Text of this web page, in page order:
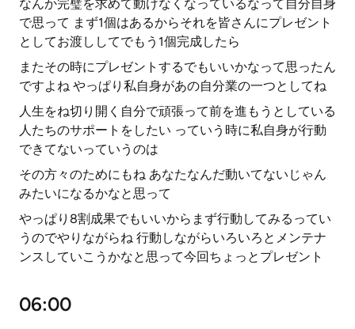
なんか完璧を求めて動けなくなっているなって自分自身
で思って まず1個はあるからそれを皆さんにプレゼント
としてお渡ししてでもう1個完成したら
またその時にプレゼントするでもいいかなって思ったん
ですよね やっぱり私自身があの自分業の一つとしてね
人生をね切り開く自分で頑張って前を進もうとしている
人たちのサポートをしたい っていう時に私自身が行動
できてないっていうのは
その方々のためにもね あなたなんだ動いてないじゃん
みたいになるかなと思って
やっぱり8割成果でもいいからまず行動してみるってい
うのでやりながらね 行動しながらいろいろとメンテナ
ンスしていこうかなと思って今回ちょっとプレゼント
06:00